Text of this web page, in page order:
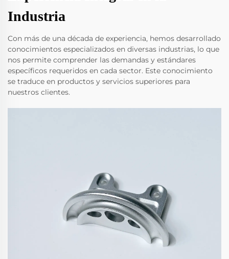
Industria
Con más de una década de experiencia, hemos desarrollado
conocimientos especializados en diversas industrias, lo que
nos permite comprender las demandas y estándares
específicos requeridos en cada sector. Este conocimiento
se traduce en productos y servicios superiores para
nuestros clientes.